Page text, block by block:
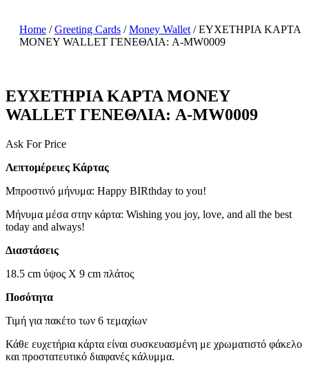
Home /Greeting Cards /Money Wallet / ΕΥΧΕΤΗΡΙΑ ΚΑΡΤΑ
MONEY WALLET ΓΕΝΕΘΛΙΑ: A-MW0009
ΕΥΧΕΤΗΡΙΑ ΚΑΡΤΑ MONEY
WALLET ΓΕΝΕΘΛΙΑ: A-MW0009
Ask For Price
Λεπτομέρειες Κάρτας
Μπροστινό μήνυμα: Happy BIRthday to you!
Μήνυμα μέσα στην κάρτα: Wishing you joy, love, and all the best
today and always!
Διαστάσεις
18.5 cm ύψος X 9 cm πλάτος
Ποσότητα
Τιμή για πακέτο των 6 τεμαχίων
Κάθε ευχετήρια κάρτα είναι συσκευασμένη με χρωματιστό φάκελο
και προστατευτικό διαφανές κάλυμμα.